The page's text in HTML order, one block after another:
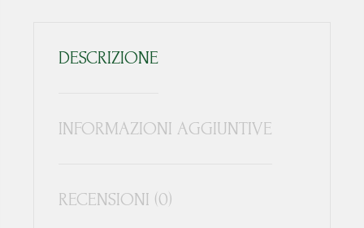
DESCRIZIONE
INFORMAZIONI AGGIUNTIVE
RECENSIONI (0)